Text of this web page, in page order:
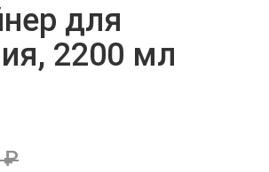
для
2200 мл
₽